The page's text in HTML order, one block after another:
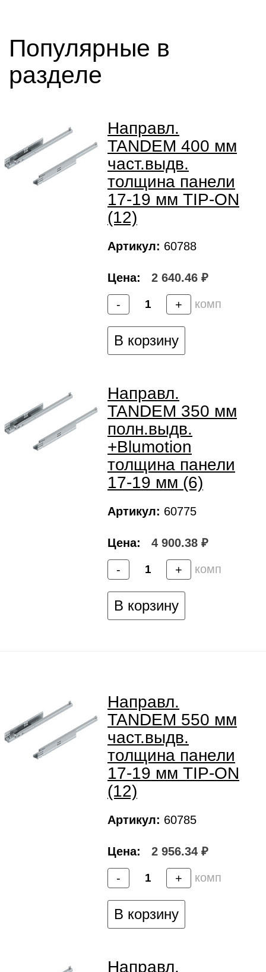
Популярные в
разделе
Направл.
TANDEM 400 мм
част.выдв.
толщина панели
17-19 мм TIP-ON
(12)
Артикул: 60788
Цена: 2 640.46 ₽
- + комп
В корзину
Направл.
TANDEM 350 мм
полн.выдв.
+Blumotion
толщина панели
17-19 мм (6)
Артикул: 60775
Цена: 4 900.38 ₽
- + комп
В корзину
Направл.
TANDEM 550 мм
част.выдв.
толщина панели
17-19 мм TIP-ON
(12)
Артикул: 60785
Цена: 2 956.34 ₽
- + комп
В корзину
Направл.